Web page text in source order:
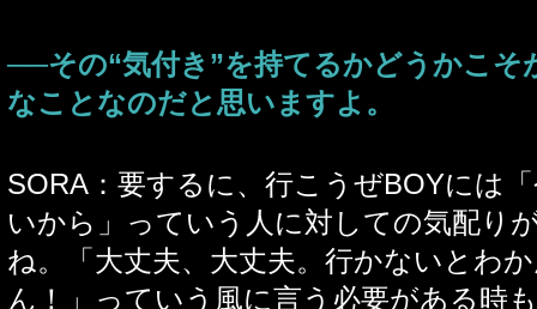
──その“気付き”を持てるかどうかこそ
なことなのだと思いますよ。
SORA：要するに、行こうぜBOYには
いから」っていう人に対しての気配り
ね。「大丈夫、大丈夫。行かないとわ
ん！」っていう風に言う必要がある時